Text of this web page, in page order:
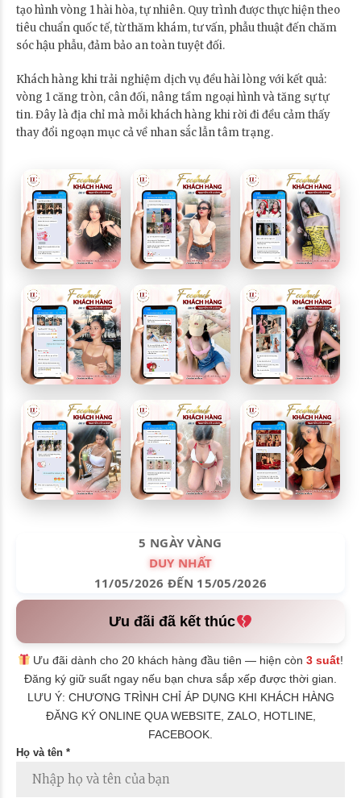
tạo hình vòng 1 hài hòa, tự nhiên. Quy trình được thực hiện theo
tiêu chuẩn quốc tế, từ thăm khám, tư vấn, phẫu thuật đến chăm
sóc hậu phẫu, đảm bảo an toàn tuyệt đối.
Khách hàng khi trải nghiệm dịch vụ đều hài lòng với kết quả:
vòng 1 căng tròn, cân đối, nâng tầm ngoại hình và tăng sự tự
tin. Đây là địa chỉ mà mỗi khách hàng khi rời đi đều cảm thấy
thay đổi ngoạn mục cả về nhan sắc lẫn tâm trạng.
5 NGÀY VÀNG
DUY NHẤT
11/05/2026 ĐẾN 15/05/2026
Ưu đãi đã kết thúc
Ưu đãi dành cho 20 khách hàng đầu tiên — hiện còn3 suất!
Đăng ký giữ suất ngay nếu bạn chưa sắp xếp được thời gian.
LƯU Ý: CHƯƠNG TRÌNH CHỈ ÁP DỤNG KHI KHÁCH HÀNG
ĐĂNG KÝ ONLINE QUA WEBSITE, ZALO, HOTLINE,
FACEBOOK.
Họ và tên *